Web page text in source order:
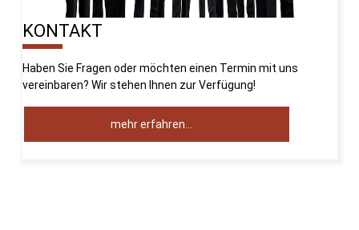
KONTAKT
Haben Sie Fragen oder möchten einen Termin mit uns
vereinbaren? Wir stehen Ihnen zur Verfügung!
mehr erfahren…